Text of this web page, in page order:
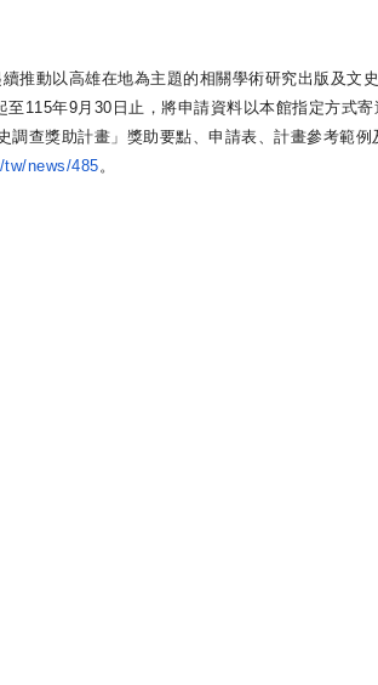
推動以高雄在地為主題的相關學術研究出版及文
115年9月30日止， 將申請資料以本館指定方式寄
調查獎助計畫」獎助要點、申請表、 計畫參考範例
tw/news/485 。